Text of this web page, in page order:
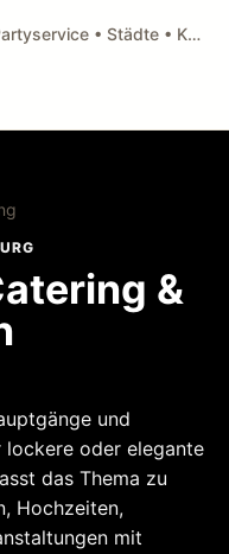
Catering & Partyservice • Städte • Küchenarten • Anfragen
&
und
oder elegante
das Thema zu
Hochzeiten,
mit